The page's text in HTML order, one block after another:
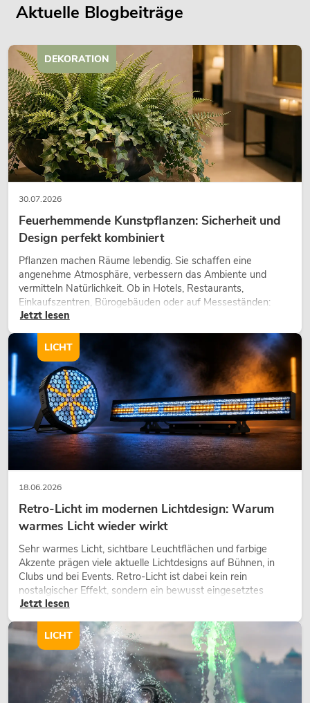
Aktuelle Blogbeiträge
30.07.2026
Feuerhemmende Kunstpflanzen: Sicherheit und
Design perfekt kombiniert
Pflanzen machen Räume lebendig. Sie schaffen eine
angenehme Atmosphäre, verbessern das Ambiente und
vermitteln Natürlichkeit. Ob in Hotels, Restaurants,
Einkaufszentren, Bürogebäuden oder auf Messeständen:
eine hochwertige Begrünung gehört heute längst zum
Jetzt lesen
DEKORATION
18.06.2026
Retro-Licht im modernen Lichtdesign: Warum
warmes Licht wieder wirkt
Sehr warmes Licht, sichtbare Leuchtflächen und farbige
Akzente prägen viele aktuelle Lichtdesigns auf Bühnen, in
Clubs und bei Events. Retro-Licht ist dabei kein rein
nostalgischer Effekt, sondern ein bewusst eingesetztes
Gestaltungsmittel: Es schafft Atmosphäre, gibt Szenen
wirken lassen.
Jetzt lesen
LICHT
LICHT